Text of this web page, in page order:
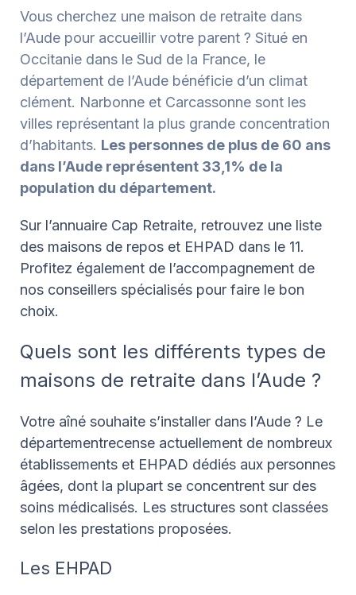
Vous cherchez une maison de retraite dans
l’Aude pour accueillir votre parent ? Situé en
Occitanie dans le Sud de la France, le
département de l’Aude bénéficie d’un climat
clément. Narbonne et Carcassonne sont les
villes représentant la plus grande concentration
d’habitants. Les personnes de plus de 60 ans
dans l’Aude représentent 33,1% de la
population du département.
Sur l’annuaire Cap Retraite, retrouvez une liste
des maisons de repos et EHPAD dans le 11.
Profitez également de l’accompagnement de
nos conseillers spécialisés pour faire le bon
choix.
Quels sont les différents types de
maisons de retraite dans l’Aude ?
Votre aîné souhaite s’installer dans l’Aude ? Le
départementrecense actuellement de nombreux
établissements et EHPAD dédiés aux personnes
âgées, dont la plupart se concentrent sur des
soins médicalisés. Les structures sont classées
selon les prestations proposées.
Les EHPAD